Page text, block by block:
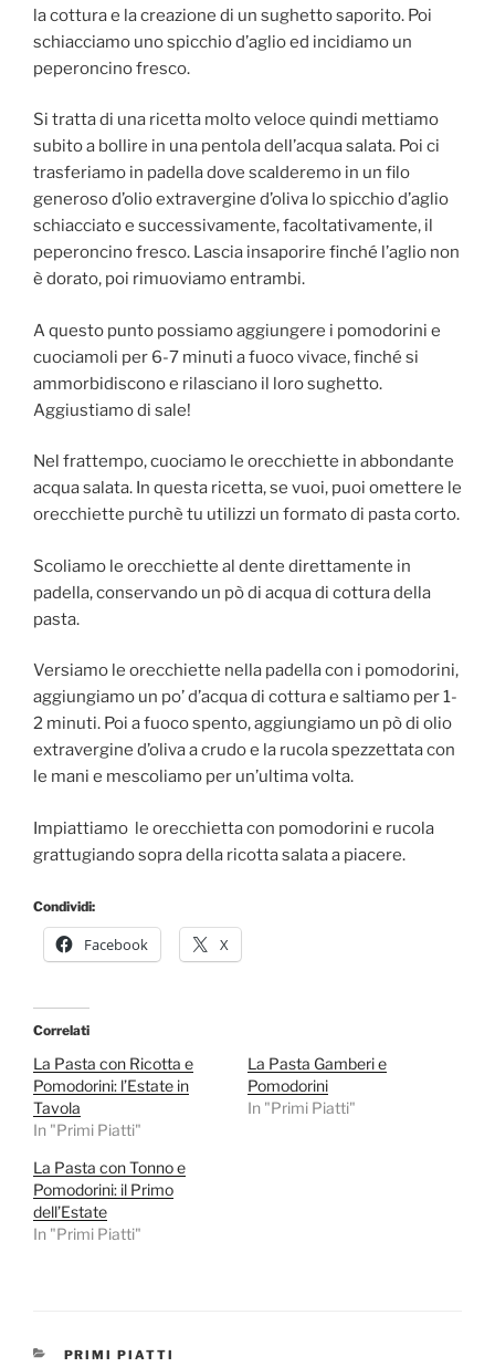
la cottura e la creazione di un sughetto saporito. Poi
schiacciamo uno spicchio d’aglio ed incidiamo un
peperoncino fresco.
Si tratta di una ricetta molto veloce quindi mettiamo
subito a bollire in una pentola dell’acqua salata. Poi ci
trasferiamo in padella dove scalderemo in un filo
generoso d’olio extravergine d’oliva lo spicchio d’aglio
schiacciato e successivamente, facoltativamente, il
peperoncino fresco. Lascia insaporire finché l’aglio non
è dorato, poi rimuoviamo entrambi.
A questo punto possiamo aggiungere i pomodorini e
cuociamoli per 6-7 minuti a fuoco vivace, finché si
ammorbidiscono e rilasciano il loro sughetto.
Aggiustiamo di sale!
Nel frattempo, cuociamo le orecchiette in abbondante
acqua salata. In questa ricetta, se vuoi, puoi omettere le
orecchiette purchè tu utilizzi un formato di pasta corto.
Scoliamo le orecchiette al dente direttamente in
padella, conservando un pò di acqua di cottura della
pasta.
Versiamo le orecchiette nella padella con i pomodorini,
aggiungiamo un po’ d’acqua di cottura e saltiamo per 1-
2 minuti. Poi a fuoco spento, aggiungiamo un pò di olio
extravergine d’oliva a crudo e la rucola spezzettata con
le mani e mescoliamo per un’ultima volta.
Impiattiamo le orecchietta con pomodorini e rucola
grattugiando sopra della ricotta salata a piacere.
Condividi:
Facebook X
Correlati
La Pasta con Ricotta e
Pomodorini: l’Estate in
Tavola
In "Primi Piatti"
La Pasta Gamberi e
Pomodorini
In "Primi Piatti"
La Pasta con Tonno e
Pomodorini: il Primo
dell’Estate
In "Primi Piatti"
CATEGORIE
PRIMI PIATTI